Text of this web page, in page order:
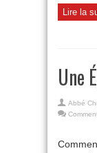
Lire la
Une
Abbé